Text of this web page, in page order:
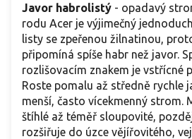
Javor habrolistý - opadavý
rodu Acer je výjimečný
listy se zpeřenou žilnatinou,
připomíná spíše habr než javor.
rozlišovacím znakem je vstřícné
Roste pomalu až středně rychle
menší, často vícekmenný strom.
štíhlé až téměř sloupovité,
rozšiřuje do úzce vějířovitého,